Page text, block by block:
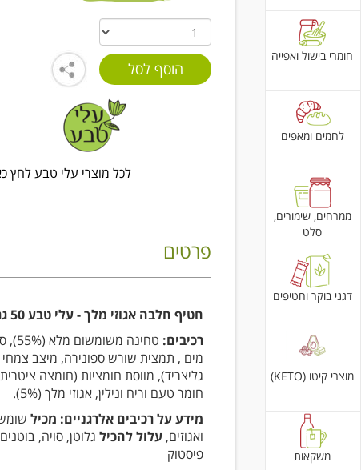
חומרי בישול ואפייה
לחמים ומאפים
ממרחים, שימורים,
סלט
דגני בוקר וחטיפים
מוצרי קיטו (KETO)
משקאות
לכל מוצרי עלי טבע לחץ
פרטים
חטיף חלבה אגוזי מלך - עלי טבע 50 גרם
רכיבים:
טחינה
מים , תמצית שורש ספונירה, מיצב צמחי
חומר טעם וריח ונילין, אגוזי מלך (5%).
מידע על רכיבים אלרגניים: מכיל
ואגוזים, עלול להכיל גלוטן, סויה,
פיסטוק